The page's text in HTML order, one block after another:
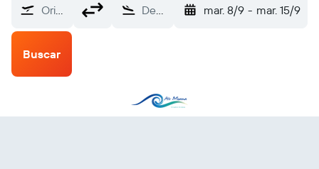
Origen Destino mar. 8/9 - mar. 15/9
Buscar